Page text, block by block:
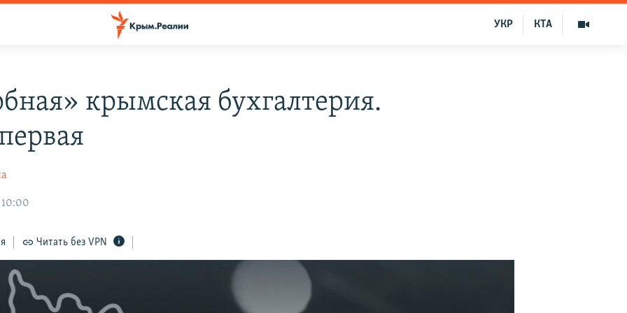
КТА
УКР
крымская бухгалтерия.
10:00
Читать без VPN